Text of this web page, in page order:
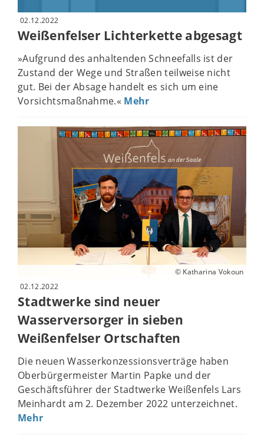
02.12.2022
Weißenfelser Lichterkette abgesagt
»Aufgrund des anhaltenden Schneefalls ist der
Zustand der Wege und Straßen teilweise nicht
gut. Bei der Absage handelt es sich um eine
Vorsichtsmaßnahme.« Mehr
© Katharina Vokoun
02.12.2022
Stadtwerke sind neuer
Wasserversorger in sieben
Weißenfelser Ortschaften
Die neuen Wasserkonzessionsverträge haben
Oberbürgermeister Martin Papke und der
Geschäftsführer der Stadtwerke Weißenfels Lars
Meinhardt am 2. Dezember 2022 unterzeichnet.
Mehr